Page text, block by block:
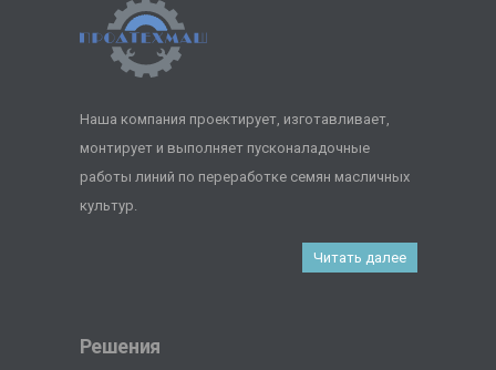
Наша компания проектирует, изготавливает,
монтирует и выполняет пусконаладочные
работы линий по переработке семян масличных
культур.
Читать далее
Решения